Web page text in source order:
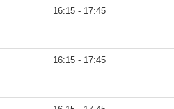
16:15 - 17:45
16:15 - 17:45